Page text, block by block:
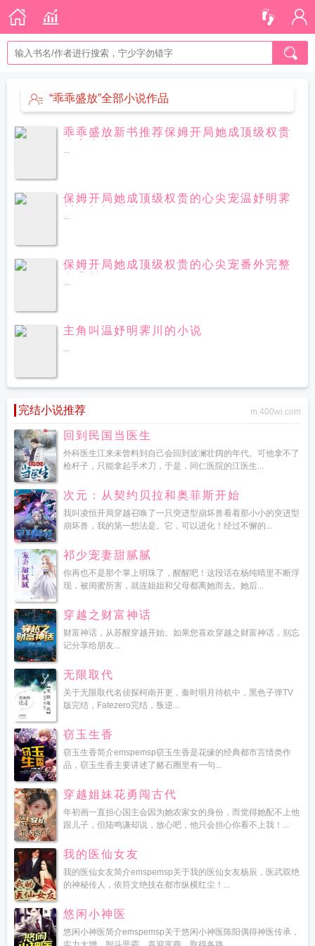
“乖乖盛放”全部小说作品
乖乖盛放新书推荐保姆开局她成顶级权贵
...
保姆开局她成顶级权贵的心尖宠温妤明霁
...
保姆开局她成顶级权贵的心尖宠番外完整
...
主角叫温妤明霁川的小说
...
完结小说推荐 m.400wi.com
回到民国当医生
外科医生江来未曾料到自己会回到波澜壮阔的年代。可他拿不了
枪杆子，只能拿起手术刀，于是，同仁医院的江医生...
次元：从契约贝拉和奥菲斯开始
我叫凌恒开局穿越召唤了一只突进型崩坏兽看着那小小的突进型
崩坏兽，我的第一想法是。它，可以进化！经过不懈的...
祁少宠妻甜腻腻
你再也不是那个掌上明珠了，醒醒吧！这段话在杨纯晴里不断浮
现，被闺蜜所害，就连姐姐和父母都离她而去。她后...
穿越之财富神话
财富神话，从苏醒穿越开始。如果您喜欢穿越之财富神话，别忘
记分享给朋友...
无限取代
关于无限取代名侦探柯南开更，秦时明月待机中，黑色子弹TV
版完结，Fatezero完结，叛逆...
窃玉生香
窃玉生香简介emspemsp窃玉生香是花缘的经典都市言情类作
品，窃玉生香主要讲述了赌石圈里有一句...
穿越姐妹花勇闯古代
年初画一直担心国主会因为她农家女的身份，而觉得她配不上他
跟儿子，但陆鸣谦却说，放心吧，他只会担心你看不上我！...
我的医仙女友
我的医仙女友简介emspemsp关于我的医仙女友杨辰，医武双绝
的神秘传人，依符文绝技在都市纵横红尘！...
悠闲小神医
悠闲小神医简介emspemsp关于悠闲小神医陈阳偶得神医传承，